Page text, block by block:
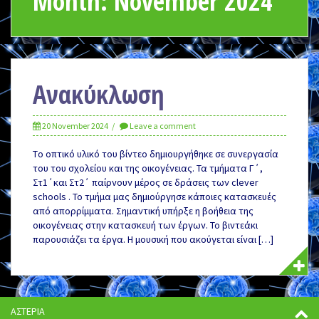
Ανακύκλωση
20 November 2024 Leave a comment
Tο οπτικό υλικό του βίντεο δημιουργήθηκε σε συνεργασία
του του σχολείου και της οικογένειας. Τα τμήματα Γ΄,
Στ1΄και Στ2΄ παίρνουν μέρος σε δράσεις των clever
schools . Το τμήμα μας δημιούργησε κάποιες κατασκευές
από απορρίμματα. Σημαντική υπήρξε η βοήθεια της
οικογένειας στην κατασκευή των έργων. Το βιντεάκι
παρουσιάζει τα έργα. Η μουσική που ακούγεται είναι […]
ΑΣΤΕΡΙΑ